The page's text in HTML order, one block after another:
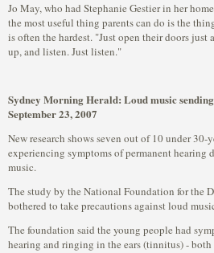
Jo May, who had Stephanie Gestier in her
the most useful thing parents can do is the
is often the hardest. "Just open their doors
up, and listen. Just listen."
Sydney Morning Herald: Loud music
September 23, 2007
New research shows seven out of 10 under 30-
experiencing symptoms of permanent hearing
music.
The study by the National Foundation for the
bothered to take precautions against loud
The foundation said the young people had
hearing and ringing in the ears (tinnitus) -